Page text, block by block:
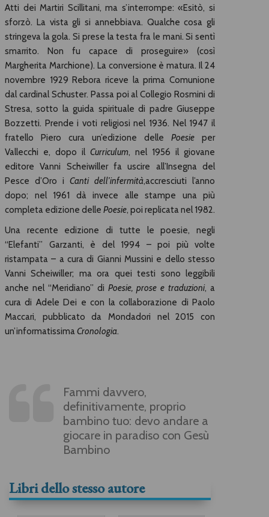
Atti dei Martiri Scillitani, ma s’interrompe: «Esitò, si
sforzò. La vista gli si annebbiava. Qualche cosa gli
stringeva la gola. Si prese la testa fra le mani. Si sentì
smarrito. Non fu capace di proseguire» (così
Margherita Marchione). La conversione è matura. Il 24
novembre 1929 Rebora riceve la prima Comunione
dal cardinal Schuster. Passa poi al Collegio Rosmini di
Stresa, sotto la guida spirituale di padre Giuseppe
Bozzetti. Prende i voti religiosi nel 1936. Nel 1947 il
fratello Piero cura un’edizione delle Poesie per
Vallecchi e, dopo il Curriculum, nel 1956 il giovane
editore Vanni Scheiwiller fa uscire all’Insegna del
Pesce d’Oro i Canti dell’infermità,accresciuti l’anno
dopo; nel 1961 dà invece alle stampe una più
completa edizione delle Poesie, poi replicata nel 1982.
Una recente edizione di tutte le poesie, negli
“Elefanti” Garzanti, è del 1994 – poi più volte
ristampata – a cura di Gianni Mussini e dello stesso
Vanni Scheiwiller; ma ora quei testi sono leggibili
anche nel “Meridiano” di Poesie, prose e traduzioni, a
cura di Adele Dei e con la collaborazione di Paolo
Maccari, pubblicato da Mondadori nel 2015 con
un’informatissimaCronologia.
Fammi davvero,
definitivamente, proprio
bambino tuo: devo andare a
giocare in paradiso con Gesù
Bambino
Libri dello stesso autore